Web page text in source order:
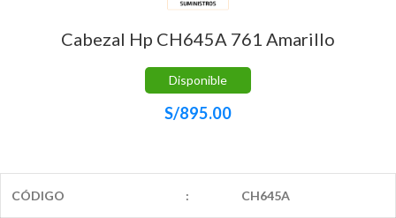
Cabezal Hp CH645A 761 Amarillo
Disponible
S/895.00
CÓDIGO : CH645A